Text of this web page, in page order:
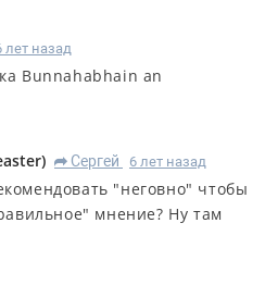
лет назад
Bunnahabhain an
) R Сергей 6 лет назад
"неговно" чтобы
мнение? Ну там